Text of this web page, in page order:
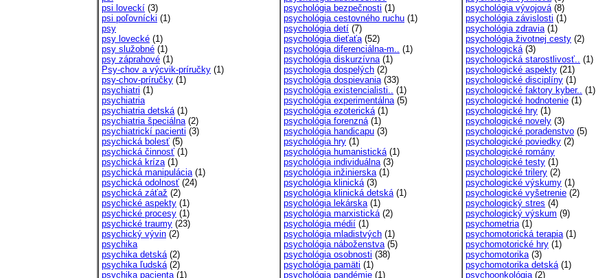
psi loveckí (3)
psi poľovnícki (1)
psy
psy lovecké (1)
psy služobné (1)
psy záprahové (1)
Psy-chov a výcvik-príručky (1)
psy-chov-príručky (1)
psychiatri (1)
psychiatria
psychiatria detská(1)
psychiatria špeciálna(2)
psychiatrickí pacienti (3)
psychická bolesť (5)
psychická činnosť (1)
psychická kríza(1)
psychická manipulácia(1)
psychická odolnosť (24)
psychická záťaž (2)
psychické aspekty (1)
psychické procesy (1)
psychické traumy (23)
psychický vývin (2)
psychika
psychika detská(2)
psychika ľudská(2)
psychika pacienta(1)
psychológia bezpečnosti (1)
psychológia cestovného ruchu (1)
psychológia detí (7)
psychológia dieťaťa(52)
psychológia diferenciálna-m.. (1)
psychológia diskurzívna(1)
psychologia dospelých (2)
psychológia dospievania(33)
psychológia existencialisti.. (1)
psychológia experimentálna(5)
psychológia ezoterická(1)
psychológia forenzná(1)
psychológia handicapu (3)
psychológia hry (1)
psychológia humanistická(1)
psychológia individuálna(3)
psychológia inžinierska(1)
psychológia klinická(3)
psychológia klinická detská(1)
psychológia lekárska(1)
psychológia marxistická(2)
psychológia médií (1)
psychológia mladistvých (1)
psychológia náboženstva(5)
psychológia osobnosti (38)
psychológia pamäti (1)
psychológia pandémie (1)
psychológia vývojová(8)
psychológia závislosti (1)
psychológia zdravia(1)
psychológia životnej cesty (2)
psychologická(3)
psychologická starostlivosť.. (1)
psychologické aspekty (21)
psychologické disciplíny (1)
psychologické faktory kyber.. (1)
psychologické hodnotenie (1)
psychologické hry (1)
psychologické novely (3)
psychologické poradenstvo (5)
psychologické poviedky (2)
psychologické romány
psychologické testy (1)
psychologické trilery (2)
psychologické výskumy (1)
psychologické vyšetrenie (2)
psychologický stres (4)
psychologický výskum (9)
psychometria(1)
psychomotorická terapia(1)
psychomotorické hry (1)
psychomotorika(3)
psychomotorika detská(1)
psychoonkológia(2)